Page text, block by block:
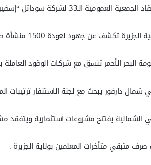
العمومية الـ33 لشركة سوداتل “إسفيرياً” منتصف يوليو المقبل .
تكشف عن جهود لعودة 1500 منشأة صناعية إلى دائرة الإنتاج.
البحر الأحمر تنسق مع شركات الوقود العاملة
شمال دارفور يبحث مع لجنة الاستنفار ترتيبات
الشمالية يفتتح مشروعات استثمارية ويتفقد
صرف متبقي متأخرات المعلمين بولاية الجزيرة .